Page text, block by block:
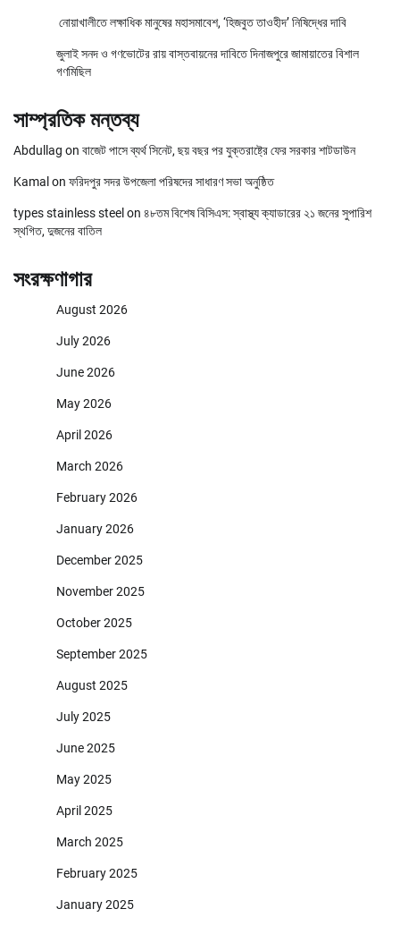
নোয়াখালীতে লক্ষাধিক মানুষের মহাসমাবেশ, ‘হিজবুত তাওহীদ’ নিষিদ্ধের দাবি
জুলাই সনদ ও গণভোটের রায় বাস্তবায়নের দাবিতে দিনাজপুরে জামায়াতের বিশাল
গণমিছিল
সাম্প্রতিক মন্তব্য
Abdullag on বাজেট পাসে ব্যর্থ সিনেট, ছয় বছর পর যুক্তরাষ্ট্রে ফের সরকার শাটডাউন
Kamal on ফরিদপুর সদর উপজেলা পরিষদের সাধারণ সভা অনুষ্ঠিত
types stainless steel on ৪৮তম বিশেষ বিসিএস: স্বাস্থ্য ক্যাডারের ২১ জনের সুপারিশ
স্থগিত, দুজনের বাতিল
সংরক্ষণাগার
August 2026
July 2026
June 2026
May 2026
April 2026
March 2026
February 2026
January 2026
December 2025
November 2025
October 2025
September 2025
August 2025
July 2025
June 2025
May 2025
April 2025
March 2025
February 2025
January 2025